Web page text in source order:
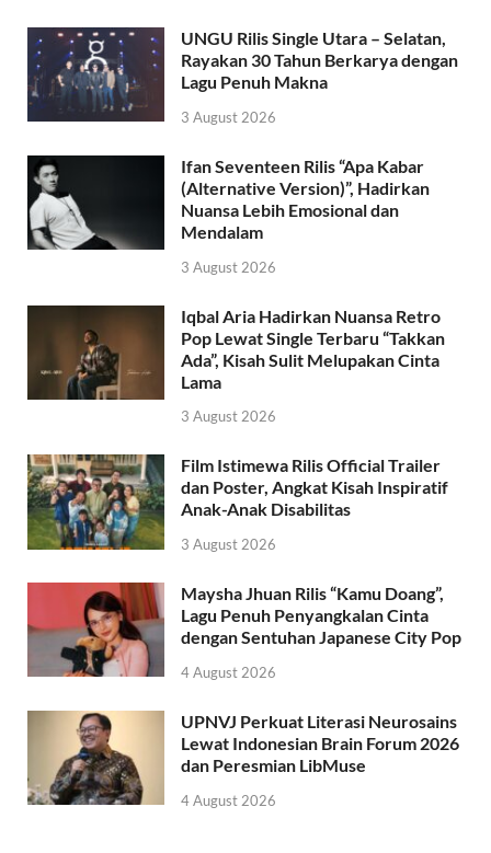
UNGU Rilis Single Utara – Selatan,
Rayakan 30 Tahun Berkarya dengan
Lagu Penuh Makna
3 August 2026
Ifan Seventeen Rilis “Apa Kabar
(Alternative Version)”, Hadirkan
Nuansa Lebih Emosional dan
Mendalam
3 August 2026
Iqbal Aria Hadirkan Nuansa Retro
Pop Lewat Single Terbaru “Takkan
Ada”, Kisah Sulit Melupakan Cinta
Lama
3 August 2026
Film Istimewa Rilis Official Trailer
dan Poster, Angkat Kisah Inspiratif
Anak-Anak Disabilitas
3 August 2026
Maysha Jhuan Rilis “Kamu Doang”,
Lagu Penuh Penyangkalan Cinta
dengan Sentuhan Japanese City Pop
4 August 2026
UPNVJ Perkuat Literasi Neurosains
Lewat Indonesian Brain Forum 2026
dan Peresmian LibMuse
4 August 2026